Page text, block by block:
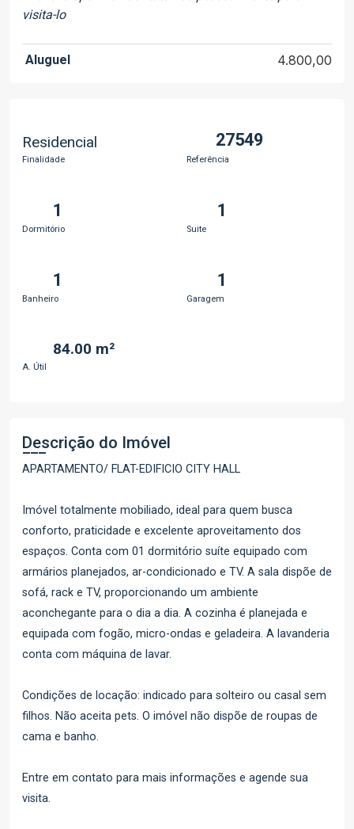
visita-lo
Aluguel 4.800,00
Residencial
Finalidade
27549
Referência
1
Dormitório
1
Suite
1
Banheiro
1
Garagem
84.00 m²
A. Útil
Descrição do Imóvel
APARTAMENTO/ FLAT-EDIFICIO CITY HALL
Imóvel totalmente mobiliado, ideal para quem busca
conforto, praticidade e excelente aproveitamento dos
espaços. Conta com 01 dormitório suíte equipado com
armários planejados, ar-condicionado e TV. A sala dispõe de
sofá, rack e TV, proporcionando um ambiente
aconchegante para o dia a dia. A cozinha é planejada e
equipada com fogão, micro-ondas e geladeira. A lavanderia
conta com máquina de lavar.
Condições de locação: indicado para solteiro ou casal sem
filhos. Não aceita pets. O imóvel não dispõe de roupas de
cama e banho.
Entre em contato para mais informações e agende sua
visita.